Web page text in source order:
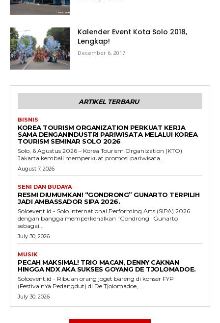
Kalender Event Kota Solo 2018,
Lengkap!
December 6, 2017
ARTIKEL TERBARU
BISNIS
KOREA TOURISM ORGANIZATION PERKUAT KERJA
SAMA DENGANINDUSTRI PARIWISATA MELALUI KOREA
TOURISM SEMINAR SOLO 2026
Solo, 6 Agustus 2026 – Korea Tourism Organization (KTO)
Jakarta kembali memperkuat promosi pariwisata...
August 7, 2026
SENI DAN BUDAYA
RESMI DIUMUMKAN! “GONDRONG” GUNARTO TERPILIH
JADI AMBASSADOR SIPA 2026.
Soloevent.id - Solo International Performing Arts (SIPA) 2026
dengan bangga memperkenalkan "Gondrong" Gunarto
sebagai...
July 30, 2026
MUSIK
PECAH MAKSIMAL! TRIO MACAN, DENNY CAKNAN
HINGGA NDX AKA SUKSES GOYANG DE TJOLOMADOE.
Soloevent.id - Ribuan orang joget bareng di konser FYP
(FestivalnYa Pedangdut) di De Tjolomadoe,...
July 30, 2026